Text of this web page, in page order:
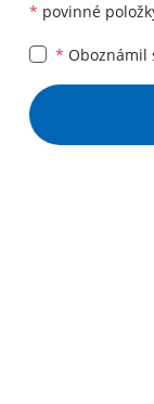
* povinné
* Oboznámil
Google